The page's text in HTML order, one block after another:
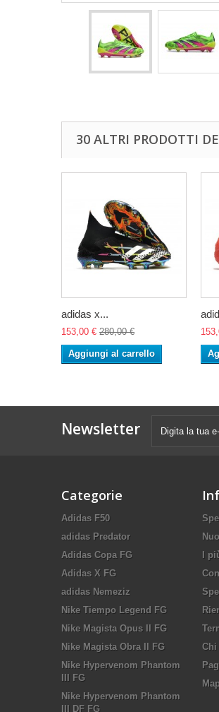
30 ALTRI PRODOTTI
adidas x...
153,00 € 280,00 €
Aggiungi al carrello
Newsletter
Categorie
Adidas F50
adidas Predator
Adidas Copa FG
Adidas X FG
adidas Nemeziz
Nike Tiempo Legend FG
Nike Magista Opus II FG
Nike Magista Obra II FG
Nike Hypervenom Phantom
III FG
Nike Hypervenom Phantom
III DF FG
I
Chi